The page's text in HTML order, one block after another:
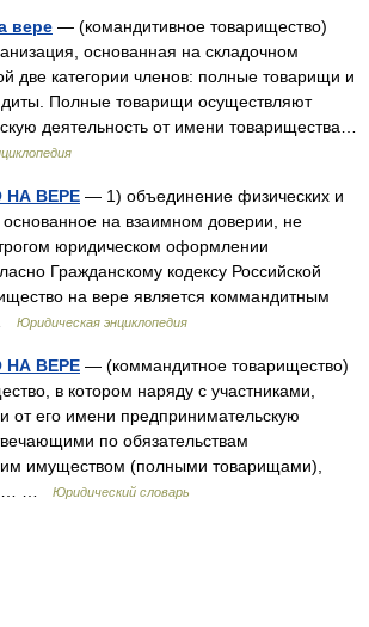
вере — (командитивное товарищество)
основанная на складочном
две категории членов: полные товарищи и
Полные товарищи осуществляют
деятельность от имени товарищества…
ВЕРЕ — 1) объединение физических и
на взаимном доверии, не
юридическом оформлении
Гражданскому кодексу Российской
на вере является коммандитным
Юридическая энциклопедия
ВЕРЕ — (коммандитное товарищество)
в котором наряду с участниками,
от его имени предпринимательскую
по обязательствам
имуществом (полными товарищами),
…
Юридический словарь